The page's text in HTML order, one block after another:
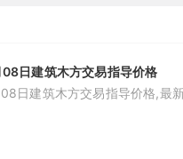
日建筑木方交易指导价格
日建筑木方交易指导价格,最